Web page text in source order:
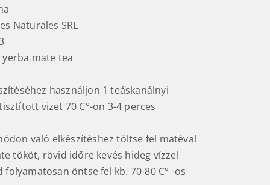
Naturales SRL
mate tea
használjon 1 teáskanálnyi
vizet 70 C°-on 3-4 perces
való elkészítéshez töltse fel matéval
tököt, rövid időre kevés hideg vízzel
folyamatosan öntse fel kb. 70-80 C° -os